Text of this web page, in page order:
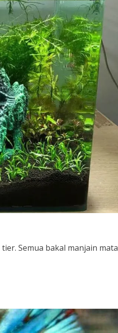
Semua bakal manjain mata